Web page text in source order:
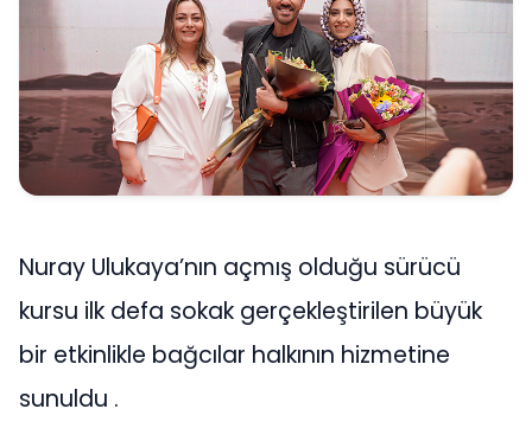
Nuray Ulukaya’nın açmış olduğu sürücü
kursu ilk defa sokak gerçekleştirilen büyük
bir etkinlikle bağcılar halkının hizmetine
sunuldu .